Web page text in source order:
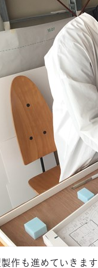
作も進めていきます